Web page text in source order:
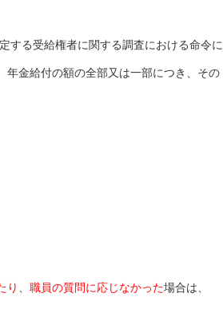
する受給権者に関する調査における命令に
年金給付の額の全部又は一部につき、その
り 、 職員の質問に応じなかった場合は、